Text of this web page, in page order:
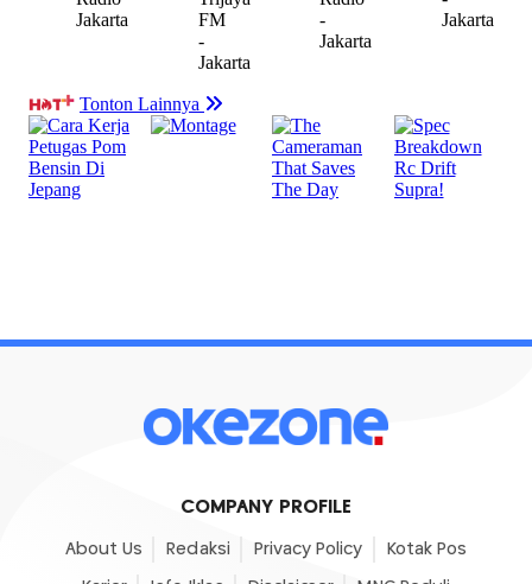
COMPANY PROFILE
About Us Redaksi Privacy Policy Kotak Pos